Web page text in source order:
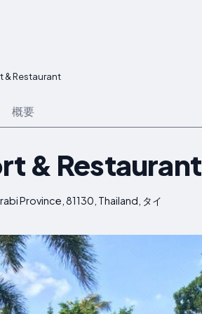
& Restaurant
概要
& Restaurant
Province, 81130, Thailand, タイ